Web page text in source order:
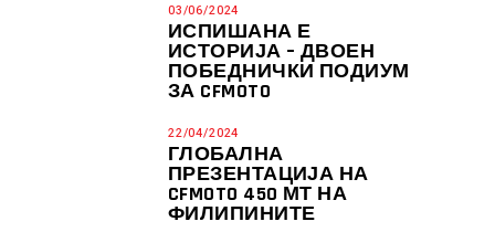
03/06/2024
ИСПИШАНА Е
ИСТОРИЈА – ДВОЕН
ПОБЕДНИЧКИ ПОДИУМ
ЗА CFMOTO
22/04/2024
ГЛОБАЛНА
ПРЕЗЕНТАЦИЈА НА
CFMOTO 450 МТ НА
ФИЛИПИНИТЕ